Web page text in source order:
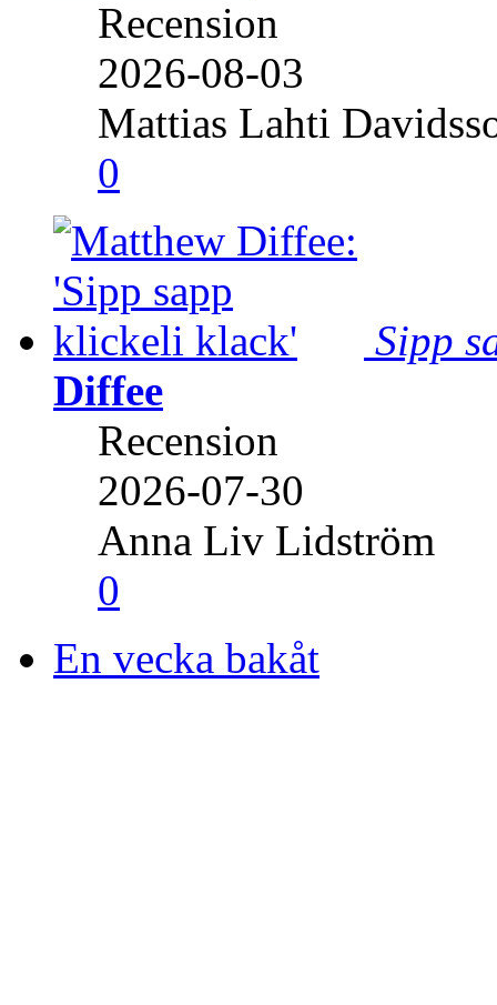
Recension
2026-08-03
Mattias Lahti
0
Sipp
Diffee
Recension
2026-07-30
Anna Liv Lidström
0
En vecka bakåt